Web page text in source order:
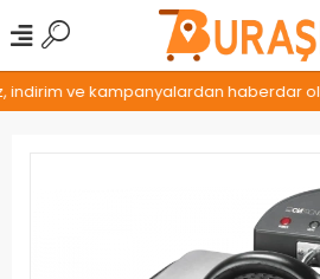
ve kampanyalardan haberdar